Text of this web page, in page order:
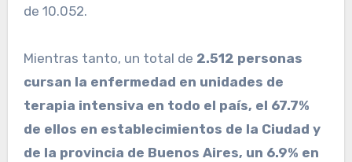
de 10.052.
Mientras tanto, un total de 2.512 personas
cursan la enfermedad en unidades de
terapia intensiva en todo el país, el 67.7%
de ellos en establecimientos de la Ciudad y
de la provincia de Buenos Aires, un 6.9% en